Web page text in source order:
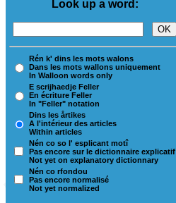
Look up a word:
Rén k' dins les mots walons
Dans les mots wallons uniquement
In Walloon words only
E scrijhaedje Feller
En écriture Feller
In "Feller" notation
Dins les årtikes
A l'intérieur des articles
Within articles
Nén co so l' esplicant motî
Pas encore sur le dictionnaire explicatif
Not yet on explanatory dictionnary
Nén co rfondou
Pas encore normalisé
Not yet normalized